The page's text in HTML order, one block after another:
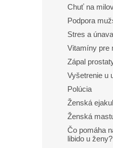
Chuť na
Podpora
Stres a únava
Vitamíny pre
Zápal
Vyšetrenie u
Polúcia
Ženská
Ženská
Čo pomáha
libido u ženy?